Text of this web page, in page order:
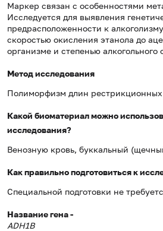
Маркер связан с особенностями
Исследуется для выявления
предрасположенности к
скоростью окисления этанола до
организме и степенью алкогольного
Метод исследования
Полиморфизм длин рестрикционных
Какой биоматериал можно
исследования?
Венозную кровь, буккальный
Как правильно подготовиться к
Специальной подготовки не
Название гена -
ADH1B